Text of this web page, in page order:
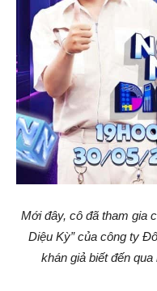
Mới đây, cô đã tham gia
Diệu Kỳ” của công ty
khán giả biết đến